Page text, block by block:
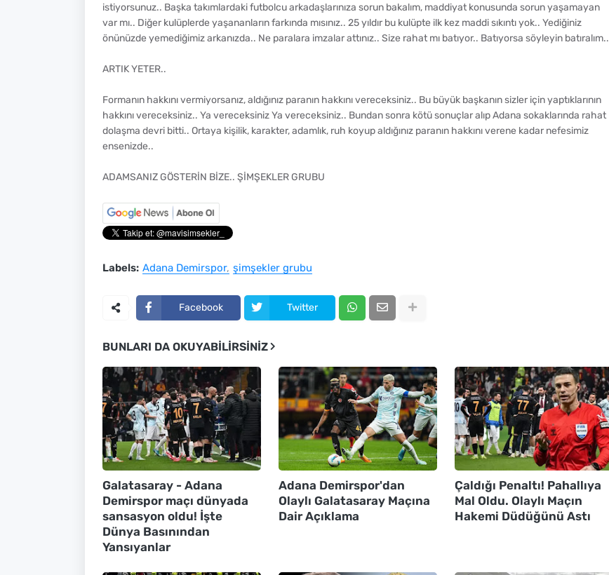
istiyorsunuz.. Başka takımlardaki futbolcu arkadaşlarınıza sorun bakalım, maddiyat konusunda sorun yaşamayan
var mı.. Diğer kulüplerde yaşananların farkında mısınız.. 25 yıldır bu kulüpte ilk kez maddi sıkıntı yok.. Yediğiniz
önünüzde yemediğimiz arkanızda.. Ne paralara imzalar attınız.. Size rahat mı batıyor.. Batıyorsa söyleyin batıralım..
ARTIK YETER..
Formanın hakkını vermiyorsanız, aldığınız paranın hakkını vereceksiniz.. Bu büyük başkanın sizler için yaptıklarının
hakkını vereceksiniz.. Ya vereceksiniz Ya vereceksiniz.. Bundan sonra kötü sonuçlar alıp Adana sokaklarında rahat
dolaşma devri bitti.. Ortaya kişilik, karakter, adamlık, ruh koyup aldığınız paranın hakkını verene kadar nefesimiz
ensenizde..
ADAMSANIZ GÖSTERİN BİZE.. ŞİMŞEKLER GRUBU
Labels: Adana Demirspor şimşekler grubu
Facebook Twitter
BUNLARI DA OKUYABILIRSINIZ
Galatasaray - Adana
Demirspor maçı dünyada
sansasyon oldu! İşte
Dünya Basınından
Yansıyanlar
Adana Demirspor'dan
Olaylı Galatasaray Maçına
Dair Açıklama
Çaldığı Penaltı! Pahallıya
Mal Oldu. Olaylı Maçın
Hakemi Düdüğünü Astı